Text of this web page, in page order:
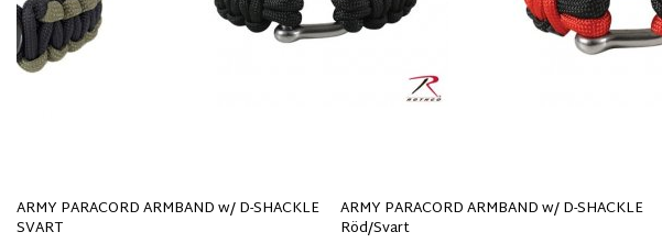
ARMY PARACORD ARMBAND w/ D-SHACKLE
SVART
ARMY PARACORD ARMBAND w/ D-SHACKLE
Röd/Svart